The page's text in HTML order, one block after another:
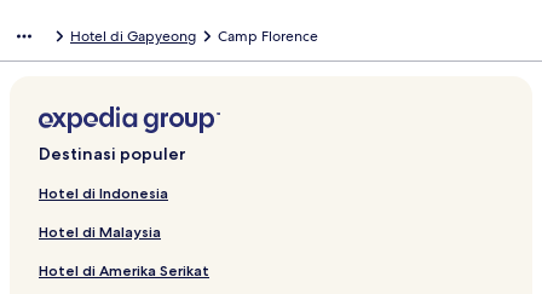
Hotel di Gapyeong Camp Florence
Destinasi populer
Hotel di Indonesia
Hotel di Malaysia
Hotel di Amerika Serikat